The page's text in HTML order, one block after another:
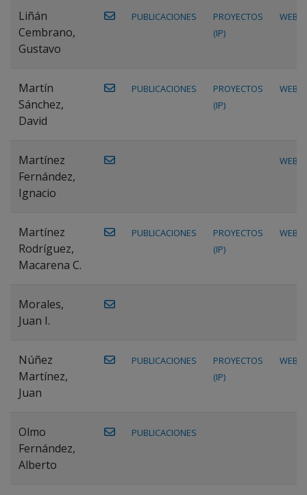
Liñán
Cembrano,
Gustavo
PUBLICACIONES
PROYECTOS
(IP)
WEB
Martín
Sánchez,
David
PUBLICACIONES
PROYECTOS
(IP)
WEB
Martínez
Fernández,
Ignacio
WEB
Martínez
Rodríguez,
Macarena C.
PUBLICACIONES
PROYECTOS
(IP)
WEB
Morales,
Juan I.
Núñez
Martínez,
Juan
PUBLICACIONES
PROYECTOS
(IP)
WEB
Olmo
Fernández,
Alberto
PUBLICACIONES